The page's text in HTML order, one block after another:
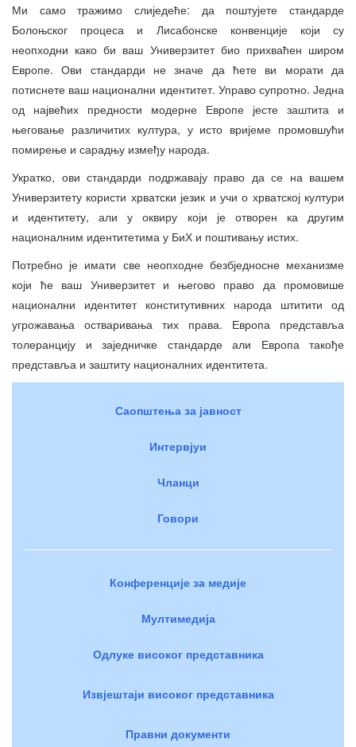
Ми само тражимо слиједеће: да поштујете стандарде
Болоњског процеса и Лисабонске конвенције који су
неопходни како би ваш Универзитет био прихваћен широм
Европе. Ови стандарди не значе да ћете ви морати да
потиснете ваш национални идентитет. Управо супротно. Једна
од највећих предности модерне Европе јесте заштита и
његовање различитих култура, у исто вријеме промовшући
помирење и сарадњу између народа.
Укратко, ови стандарди подржавају право да се на вашем
Универзитету користи хрватски језик и учи о хрватској култури
и идентитету, али у оквиру који је отворен ка другим
националним идентитетима у БиХ и поштивању истих.
Потребно је имати све неопходне безбједносне механизме
који ће ваш Универзитет и његово право да промовише
национални идентитет конститутивних народа штитити од
угрожавања остваривања тих права. Европа представља
толеранцију и заједничке стандарде али Европа такође
представља и заштиту националних идентитета.
Саопштења за јавност
Интервјуи
Чланци
Говори
Конференције за медије
Мултимедија
Одлуке високог представника
Извјештаји високог представника
Правни документи